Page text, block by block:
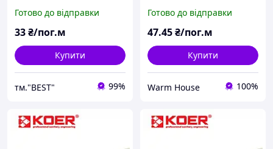
Готово до відправки
33₴/пог.м
Купити
тм."BEST" 99%
(Чехія)
Готово до відправки
47.45₴/пог.м
Купити
Warm House 100%